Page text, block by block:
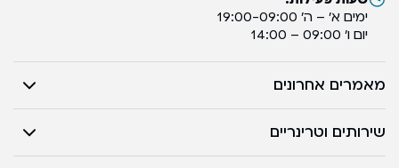
ימים א’ – ה’ 19:00-09:00
יום ו’ 09:00 – 14:00
מאמרים אחרונים
שירותים וטרינריים